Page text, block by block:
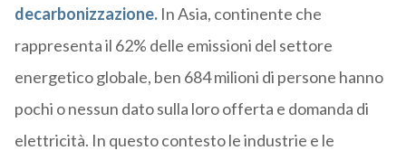
decarbonizzazione.In Asia, continente che
rappresenta il 62% delle emissioni del settore
energetico globale, ben 684 milioni di persone hanno
pochi o nessun dato sulla loro offerta e domanda di
elettricità. In questo contesto le industrie e le